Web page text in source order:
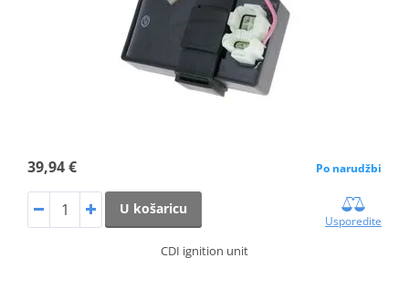
39,94 € Po narudžbi
U košaricu
Usporedite
CDI ignition unit